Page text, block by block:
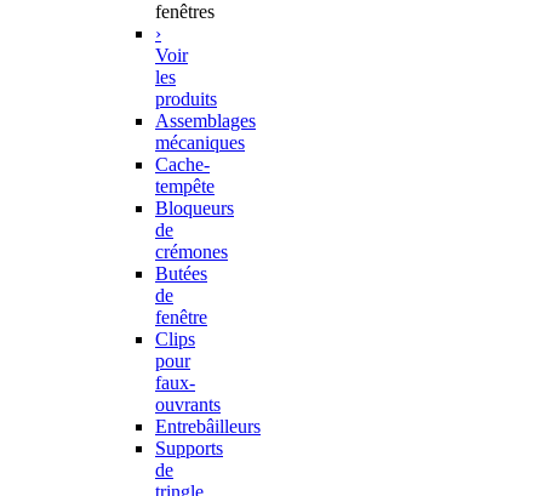
fenêtres
›
Voir
les
produits
Assemblages
mécaniques
Cache-
tempête
Bloqueurs
de
crémones
Butées
de
fenêtre
Clips
pour
faux-
ouvrants
Entrebâilleurs
Supports
de
tringle